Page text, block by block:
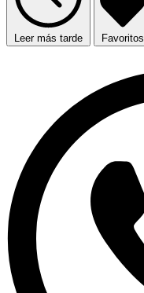
Leer más tarde Favoritos